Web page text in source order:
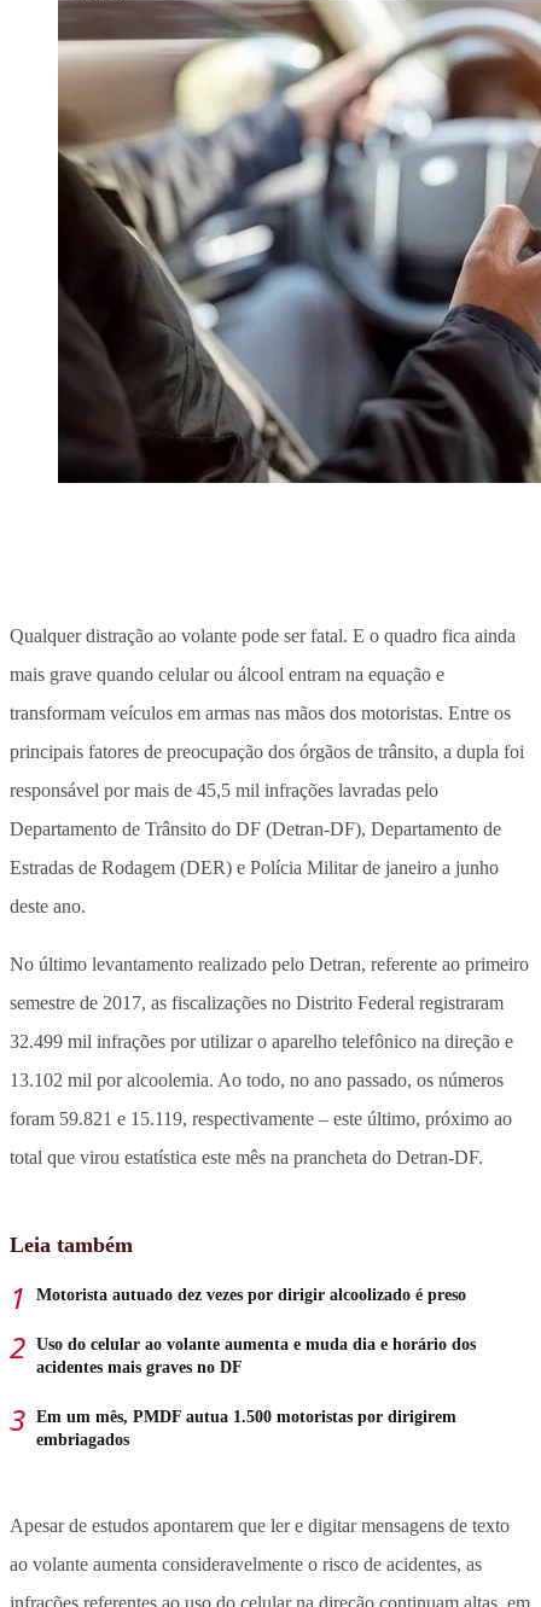
Qualquer distração ao volante pode ser fatal. E o quadro fica ainda
mais grave quando celular ou álcool entram na equação e
transformam veículos em armas nas mãos dos motoristas. Entre os
principais fatores de preocupação dos órgãos de trânsito, a dupla foi
responsável por mais de 45,5 mil infrações lavradas pelo
Departamento de Trânsito do DF (Detran-DF), Departamento de
Estradas de Rodagem (DER) e Polícia Militar de janeiro a junho
deste ano.
No último levantamento realizado pelo Detran, referente ao primeiro
semestre de 2017, as fiscalizações no Distrito Federal registraram
32.499 mil infrações por utilizar o aparelho telefônico na direção e
13.102 mil por alcoolemia. Ao todo, no ano passado, os números
foram 59.821 e 15.119, respectivamente – este último, próximo ao
total que virou estatística este mês na prancheta do Detran-DF.
Leia também
Motorista autuado dez vezes por dirigir alcoolizado é preso
Uso do celular ao volante aumenta e muda dia e horário dos
acidentes mais graves no DF
Em um mês, PMDF autua 1.500 motoristas por dirigirem
embriagados
Apesar de estudos apontarem que ler e digitar mensagens de texto
ao volante aumenta consideravelmente o risco de acidentes, as
infrações referentes ao uso do celular na direção continuam altas, em